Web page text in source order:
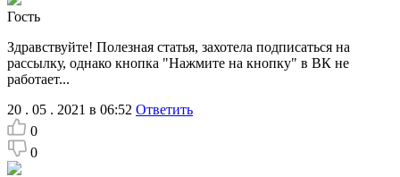
Гость
Здравствуйте! Полезная статья, захотела подписаться на
рассылку, однако кнопка "Нажмите на кнопку" в ВК не
работает...
20 . 05 . 2021 в 06:52 Ответить
0
0